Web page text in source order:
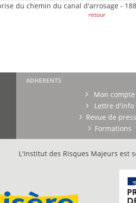
du chemin du canal d'arrosage -
retour
ADHERENTS
Mon compte
Lettre d'info
Revue de
Formations
L'Institut des Risques Majeurs est